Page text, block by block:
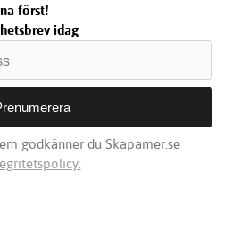
först!
idag
godkänner du Skapamer.se